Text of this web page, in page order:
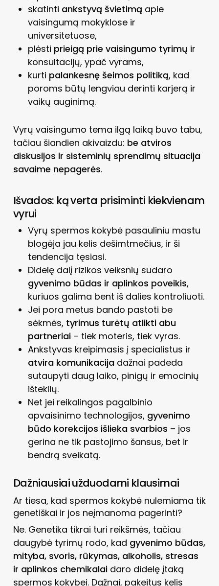
skatinti ankstyvą švietimą apie
vaisingumą mokyklose ir
universitetuose,
plėsti prieigą prie vaisingumo tyrimų ir
konsultacijų, ypač vyrams,
kurti palankesnę šeimos politiką, kad
poroms būtų lengviau derinti karjerą ir
vaikų auginimą.
Vyrų vaisingumo tema ilgą laiką buvo tabu,
tačiau šiandien akivaizdu: be atviros
diskusijos ir sisteminių sprendimų situacija
savaime nepagerės.
Išvados: ką verta prisiminti kiekvienam
vyrui
Vyrų spermos kokybė pasauliniu mastu
blogėja jau kelis dešimtmečius, ir ši
tendencija tęsiasi.
Didelę dalį rizikos veiksnių sudaro
gyvenimo būdas ir aplinkos poveikis,
kuriuos galima bent iš dalies kontroliuoti.
Jei pora metus bando pastoti be
sėkmės, tyrimus turėtų atlikti abu
partneriai– tiek moteris, tiek vyras.
Ankstyvas kreipimasis į specialistus ir
atvira komunikacijadažnai padeda
sutaupyti daug laiko, pinigų ir emocinių
išteklių.
Net jei reikalingos pagalbinio
apvaisinimo technologijos, gyvenimo
būdo korekcijos išlieka svarbios – jos
gerina ne tik pastojimo šansus, bet ir
bendrą sveikatą.
Dažniausiai užduodami klausimai
Ar tiesa, kad spermos kokybė nulemiama tik
genetiškai ir jos neįmanoma pagerinti?
Ne. Genetika tikrai turi reikšmės, tačiau
daugybė tyrimų rodo, kad gyvenimo būdas,
mityba, svoris, rūkymas, alkoholis, stresas
ir aplinkos chemikalaidaro didelę įtaką
spermos kokybei. Dažnai, pakeitus kelis